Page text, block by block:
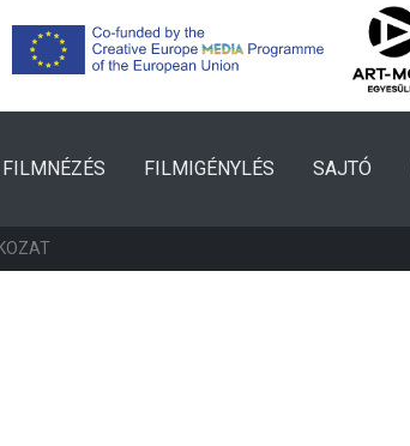
FILMIGÉNYLÉS SAJTÓ